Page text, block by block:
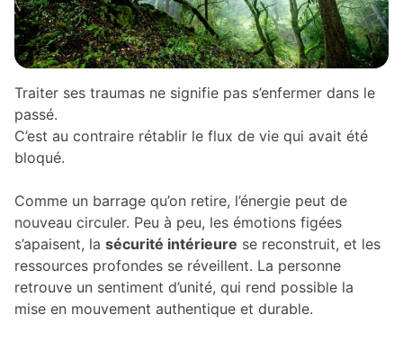
Traiter ses traumas ne signifie pas s’enfermer dans le
passé.
C’est au contraire rétablir le flux de vie qui avait été
bloqué.
Comme un barrage qu’on retire, l’énergie peut de
nouveau circuler. Peu à peu, les émotions figées
s’apaisent, la sécurité intérieure se reconstruit, et les
ressources profondes se réveillent. La personne
retrouve un sentiment d’unité, qui rend possible la
mise en mouvement authentique et durable.